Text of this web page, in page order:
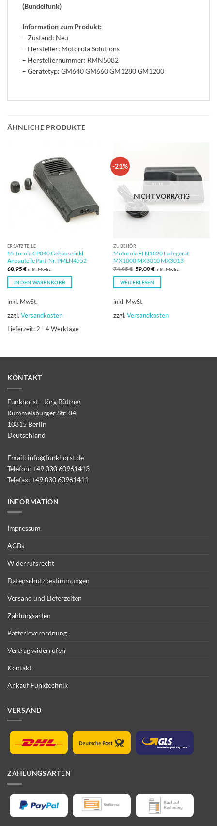
(Bündelfunk)
Information zum Produkt:
– Zustand: Neu
– Hersteller: Motorola Solutions
– Herstellernummer: RMN5082
– Gerätetyp: GM640 GM660 GM1280 GM1200
ÄHNLICHE PRODUKTE
ERSATZTEILE
Motorola CP040 Gehäuse inkl.
Anbauteile Part-Nr. PMLN4552
68,95€inkl. MwSt.
IN DEN WARENKORB
inkl. MwSt.
zzgl. Versandkosten
Lieferzeit:2 - 4 Werktage
-21%
NICHT VORRÄTIG
ZUBEHÖR
Motorola ELN1020 Ladegerät
MX1000 MX3010 MX3013
74,95€ Ursprünglicher
Preis
war:
74,95 €
59,00€Aktueller
ist:
inkl. MwSt.
WEITERLESEN
inkl. MwSt.
zzgl. Versandkosten
KONTAKT
Funkhorst - Jörg Büttner
Rummelsburger Str. 84
10315 Berlin
Deutschland
Email: info@funkhorst.de
Telefon: +49 030 60961413
Telefax: +49 030 60961411
INFORMATION
Impressum
AGBs
Widerrufsrecht
Datenschutzbestimmungen
Versand und Lieferzeiten
Zahlungsarten
Batterieverordnung
Vertrag widerrufen
Kontakt
Ankauf Funktechnik
VERSAND
ZAHLUNGSARTEN